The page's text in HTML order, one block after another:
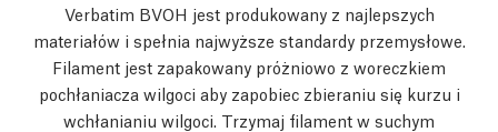
Verbatim BVOH jest produkowany z najlepszych
materiałów i spełnia najwyższe standardy przemysłowe.
Filament jest zapakowany próżniowo z woreczkiem
pochłaniacza wilgoci aby zapobiec zbieraniu się kurzu i
wchłanianiu wilgoci. Trzymaj filament w suchym